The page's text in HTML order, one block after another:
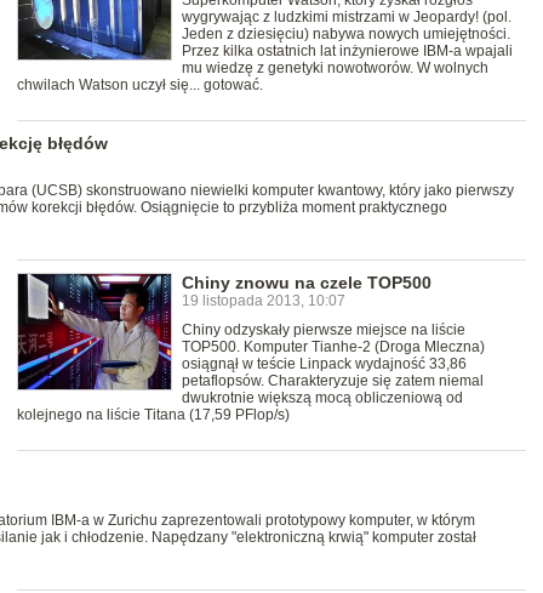
wygrywając z ludzkimi mistrzami w Jeopardy! (pol.
Jeden z dziesięciu) nabywa nowych umiejętności.
Przez kilka ostatnich lat inżynierowe IBM-a wpajali
mu wiedzę z genetyki nowotworów. W wolnych
chwilach Watson uczył się... gotować.
błędów
(UCSB) skonstruowano niewielki komputer kwantowy, który jako pierwszy
korekcji błędów. Osiągnięcie to przybliża moment praktycznego
Chiny znowu na czele TOP500
19 listopada 2013, 10:07
Chiny odzyskały pierwsze miejsce na liście
TOP500. Komputer Tianhe-2 (Droga Mleczna)
osiągnął w teście Linpack wydajność 33,86
petaflopsów. Charakteryzuje się zatem niemal
dwukrotnie większą mocą obliczeniową od
kolejnego na liście Titana (17,59 PFlop/s)
IBM-a w Zurichu zaprezentowali prototypowy komputer, w którym
jak i chłodzenie. Napędzany "elektroniczną krwią" komputer został